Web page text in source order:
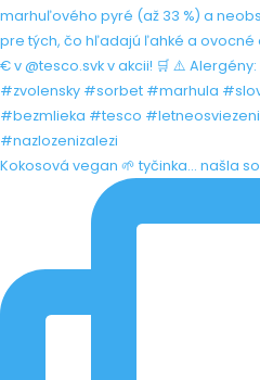
Kokosová vegan 🌱 tyčinka... našla